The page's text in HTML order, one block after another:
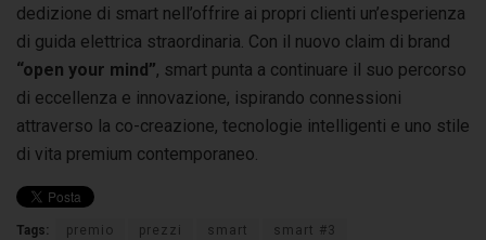
dedizione di smart nell’offrire ai propri clienti un’esperienza
di guida elettrica straordinaria. Con il nuovo claim di brand
“open your mind”, smart punta a continuare il suo percorso
di eccellenza e innovazione, ispirando connessioni
attraverso la co-creazione, tecnologie intelligenti e uno stile
di vita premium contemporaneo.
Tags: premio prezzi smart smart #3